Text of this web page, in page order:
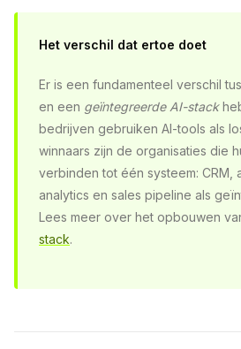
Het verschil dat ertoe doet
Er is een fundamenteel verschil
en een geïntegreerde AI-stack
bedrijven gebruiken AI-tools als
winnaars zijn de organisaties die
verbinden tot één systeem: CRM,
analytics en sales pipeline als
Lees meer over het opbouwen
stack.